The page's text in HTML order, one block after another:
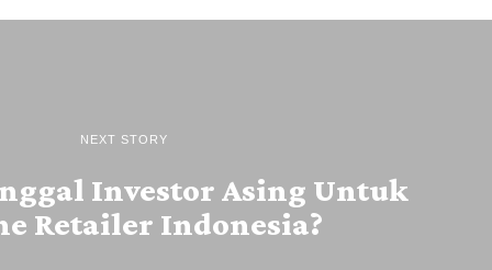
NEXT STORY
Investor Asing Untuk
Retailer Indonesia?